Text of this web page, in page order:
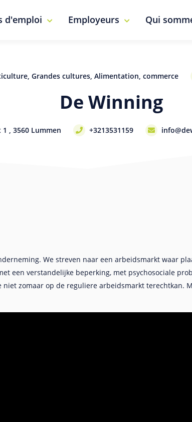
d'emploi Employeurs Qui
Grandes cultures, Alimentation, commerce
De Winning
, 3560 Lummen +3213531159
We streven naar een arbeidsmarkt waar
een verstandelijke beperking, met psychosociale
zomaar op de reguliere arbeidsmarkt terechtkan.